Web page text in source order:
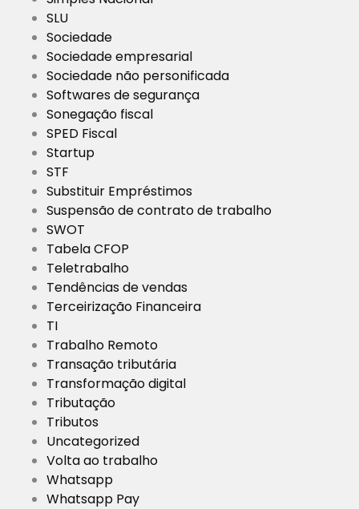
SLU
Sociedade
Sociedade empresarial
Sociedade não personificada
Softwares de segurança
Sonegação fiscal
SPED Fiscal
Startup
STF
Substituir Empréstimos
Suspensão de contrato de trabalho
SWOT
Tabela CFOP
Teletrabalho
Tendências de vendas
Terceirização Financeira
TI
Trabalho Remoto
Transação tributária
Transformação digital
Tributação
Tributos
Uncategorized
Volta ao trabalho
Whatsapp
Whatsapp Pay